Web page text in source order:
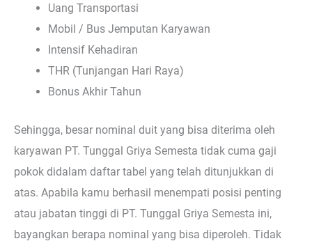
Uang Transportasi
Mobil / Bus Jemputan Karyawan
Intensif Kehadiran
THR (Tunjangan Hari Raya)
Bonus Akhir Tahun
Sehingga, besar nominal duit yang bisa diterima oleh
karyawan PT. Tunggal Griya Semesta tidak cuma gaji
pokok didalam daftar tabel yang telah ditunjukkan di
atas. Apabila kamu berhasil menempati posisi penting
atau jabatan tinggi di PT. Tunggal Griya Semesta ini,
bayangkan berapa nominal yang bisa diperoleh. Tidak